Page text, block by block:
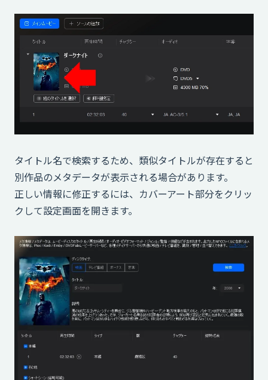
タイトル名で検索するため、類似タイトルが存在すると
別作品のメタデータが表示される場合があります。
正しい情報に修正するには、カバーアート部分をクリッ
クして設定画面を開きます。